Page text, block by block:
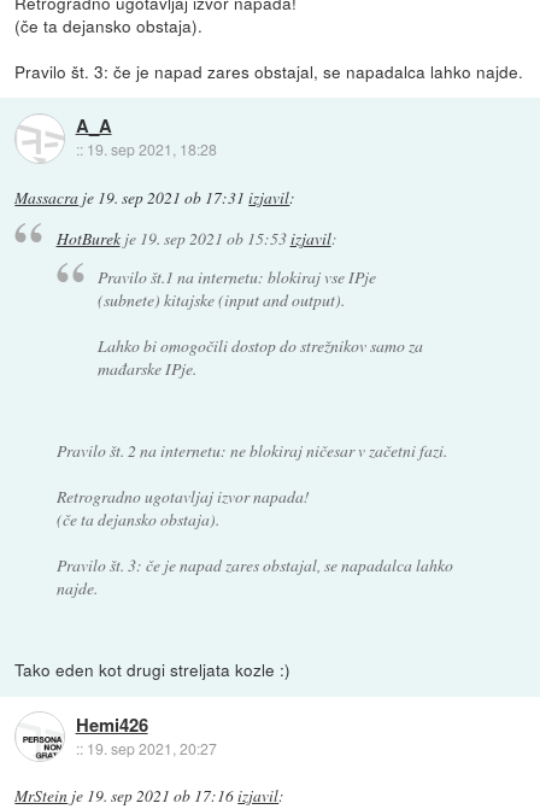
(če ta dejansko obstaja).
Pravilo št. 3: če je napad zares obstajal, se napadalca lahko najde.
A_A
:: 19. sep 2021, 18:28
Massacra je 19. sep 2021 ob 17:31 izjavil:
HotBurekje 19. sep 2021 ob 15:53izjavil:
Pravilo št.1 na internetu: blokiraj vse IPje
(subnete) kitajske (input and output).
Lahko bi omogočili dostop do strežnikov samo za
mađarske IPje.
Pravilo št. 2 na internetu: ne blokiraj ničesar v začetni fazi.
Retrogradno ugotavljaj izvor napada!
(če ta dejansko obstaja).
Pravilo št. 3: če je napad zares obstajal, se napadalca lahko
najde.
Tako eden kot drugi streljata kozle :)
Hemi426
:: 19. sep 2021, 20:27
MrStein je 19. sep 2021 ob 17:16izjavil: